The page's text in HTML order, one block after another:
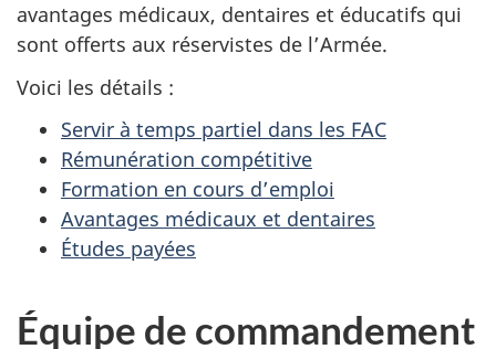
avantages médicaux, dentaires et éducatifs qui
sont offerts aux réservistes de l’Armée.
Voici les détails :
Servir à temps partiel dans les FAC
Rémunération compétitive
Formation en cours d’emploi
Avantages médicaux et dentaires
Études payées
Équipe de commandement